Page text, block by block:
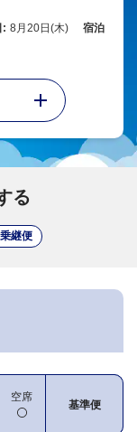
: 8月20日(木)
宿泊
る
継便
空席
基準便